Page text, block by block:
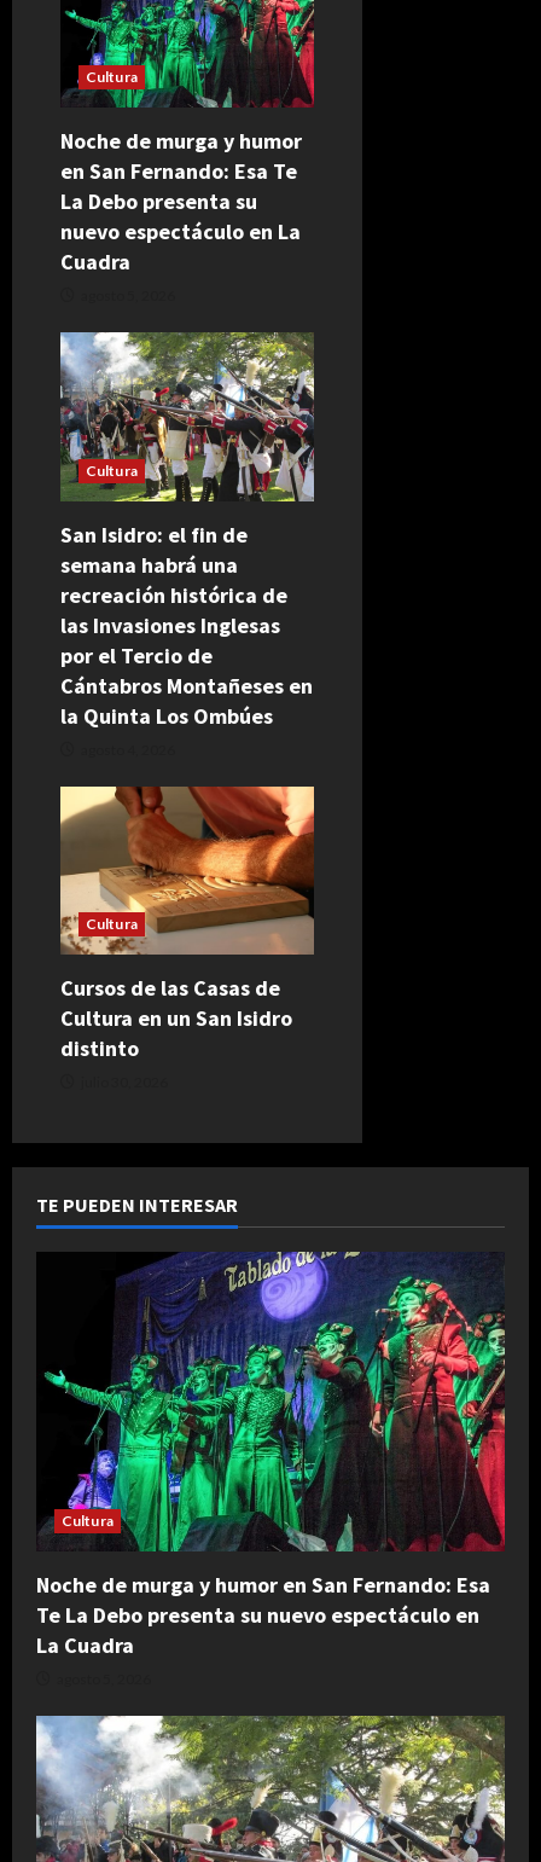
Cultura
Noche de murga y humor
en San Fernando: Esa Te
La Debo presenta su
nuevo espectáculo en La
Cuadra
Cultura
San Isidro: el fin de
semana habrá una
recreación histórica de
las Invasiones Inglesas
por el Tercio de
Cántabros Montañeses en
la Quinta Los Ombúes
Cultura
Cursos de las Casas de
Cultura en un San Isidro
distinto
TE PUEDEN INTERESAR
Cultura
Noche de murga y humor en San Fernando: Esa
Te La Debo presenta su nuevo espectáculo en
La Cuadra